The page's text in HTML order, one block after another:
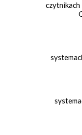
czytnikach